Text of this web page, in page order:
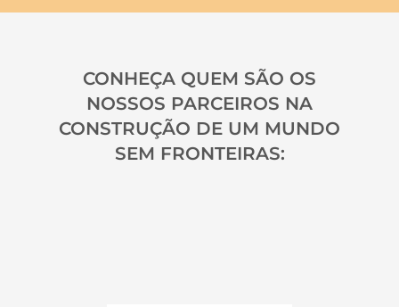
CONHEÇA QUEM SÃO OS
NOSSOS PARCEIROS NA
CONSTRUÇÃO DE UM MUNDO
SEM FRONTEIRAS: